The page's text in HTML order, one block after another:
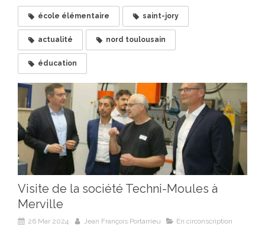
école élémentaire saint-jory
actualité nord toulousain
éducation
Visite de la société Techni-Moules à
Merville
26 Mar 2024 Jean François Portarrieu En circonscription